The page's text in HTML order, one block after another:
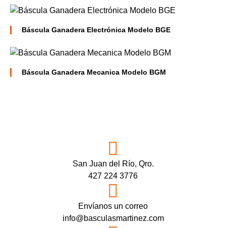
Báscula Ganadera Electrónica Modelo BGE
Báscula Ganadera Mecanica Modelo BGM
San Juan del Río, Qro.
427 224 3776
Envíanos un correo
info@basculasmartinez.com